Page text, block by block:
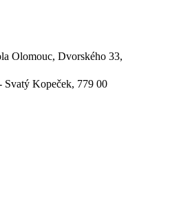
Olomouc, Dvorského 33,
Svatý Kopeček, 779 00